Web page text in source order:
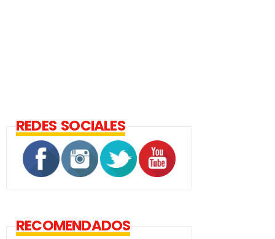
REDES SOCIALES
RECOMENDADOS